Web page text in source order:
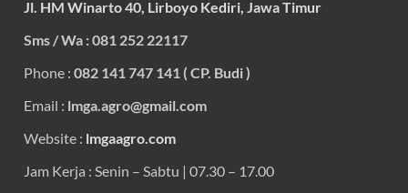
Jl. HM Winarto 40, Lirboyo Kediri, Jawa Timur
Sms / Wa : 081 252 22117
Phone : 082 141 747 141 ( CP. Budi )
Email : lmga.agro@gmail.com
Website : lmgaagro.com
Jam Kerja : Senin – Sabtu | 07.30 – 17.00